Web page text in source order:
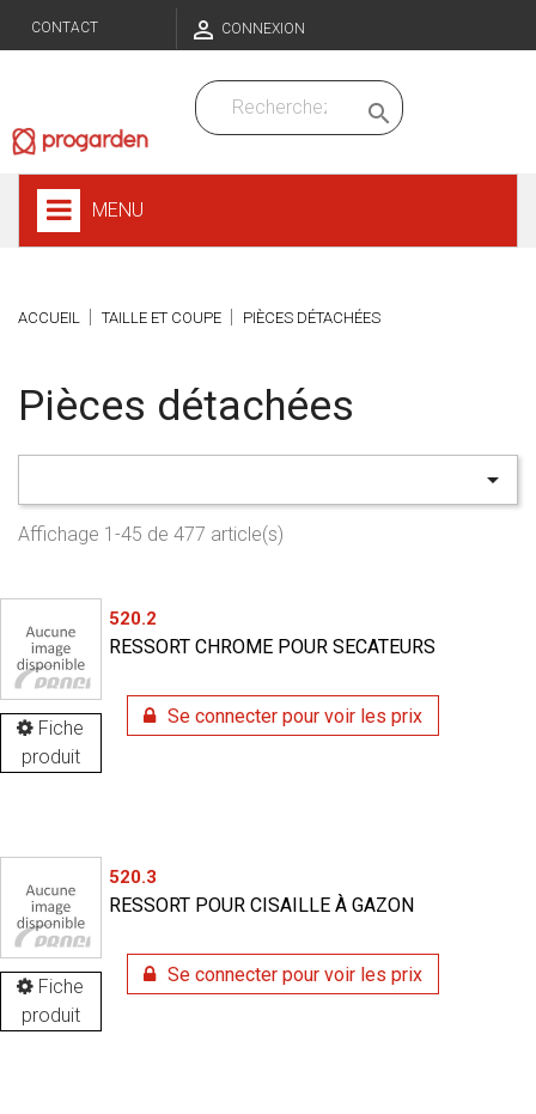
CONTACT  CONNEXION

MENU
ACCUEIL TAILLE ET COUPE PIÈCES DÉTACHÉES
Pièces détachées

Affichage 1-45 de 477 article(s)
Fiche
produit
520.2
RESSORT CHROME POUR SECATEURS
Se connecter pour voir les prix
Fiche
produit
520.3
RESSORT POUR CISAILLE À GAZON
Se connecter pour voir les prix